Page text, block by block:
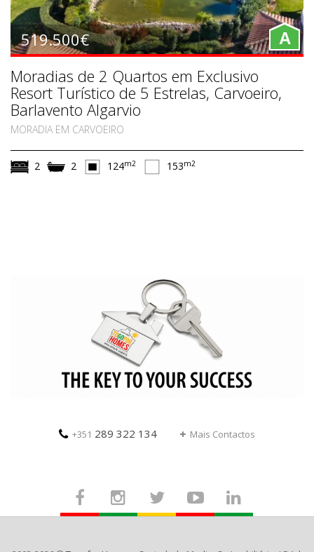
519.500€ A
Moradias de 2 Quartos em Exclusivo
Resort Turístico de 5 Estrelas, Carvoeiro,
Barlavento Algarvio
MORADIA EM CARVOEIRO
2 2 124m2 153m2
+351 289 322 134 Mais Contactos